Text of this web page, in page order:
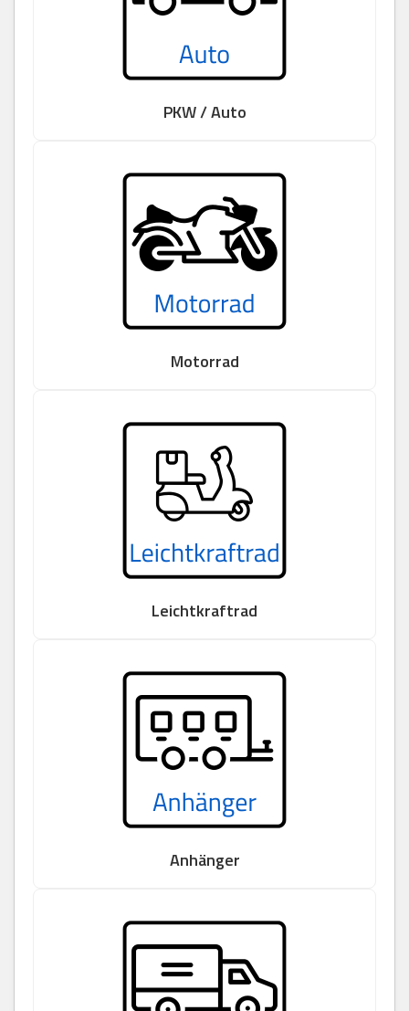
PKW / Auto
Motorrad
Leichtkraftrad
Anhänger